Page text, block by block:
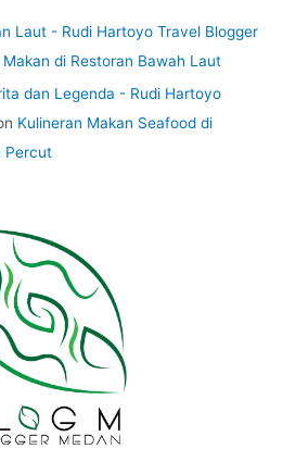
Laut - Rudi Hartoyo Travel Blogger
Makan di Restoran Bawah Laut
dan Legenda - Rudi Hartoyo
Kulineran Makan Seafood di
Percut